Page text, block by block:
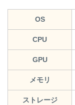
OS
CPU
GPU
メモリ
ストレージ